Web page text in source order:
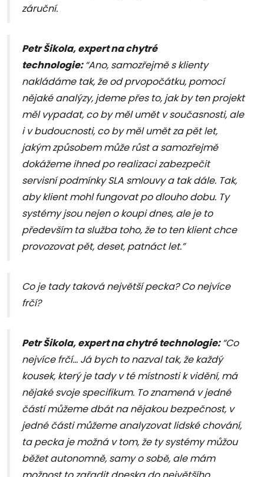
záruční.
Petr Šikola, expert na chytré
technologie:“Ano, samozřejmě s klienty
nakládáme tak, že od prvopočátku, pomocí
nějaké analýzy, jdeme přes to, jak by ten projekt
měl vypadat, co by měl umět v současnosti, ale
i v budoucnosti, co by měl umět za pět let,
jakým způsobem může růst a samozřejmě
dokážeme ihned po realizaci zabezpečit
servisní podmínky SLA smlouvy a tak dále. Tak,
aby klient mohl fungovat po dlouho dobu. Ty
systémy jsou nejen o koupi dnes, ale je to
především ta služba toho, že to ten klient chce
provozovat pět, deset, patnáct let.”
Co je tady taková největší pecka? Co nejvíce
frčí?
Petr Šikola, expert na chytré technologie:“Co
nejvíce frčí… Já bych to nazval tak, že každý
kousek, který je tady v té místnosti k vidění, má
nějaké svoje specifikum. To znamená v jedné
částí můžeme dbát na nějakou bezpečnost, v
jedné části můžeme analyzovat lidské chování,
ta pecka je možná v tom, že ty systémy můžou
běžet autonomně, samy o sobě, ale mám